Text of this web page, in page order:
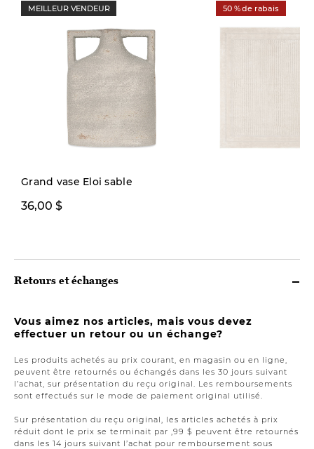
MEILLEUR VENDEUR
Grand vase Eloi sable
36,00 $
50 % de rabais
Retours et échanges
Vous aimez nos articles, mais vous devez
effectuer un retour ou un échange?
Les produits achetés au prix courant, en magasin ou en ligne,
peuvent être retournés ou échangés dans les 30 jours suivant
l’achat, sur présentation du reçu original. Les remboursements
sont effectués sur le mode de paiement original utilisé.
Sur présentation du reçu original, les articles achetés à prix
réduit dont le prix se terminait par ,99 $ peuvent être retournés
dans les 14 jours suivant l’achat pour remboursement sous